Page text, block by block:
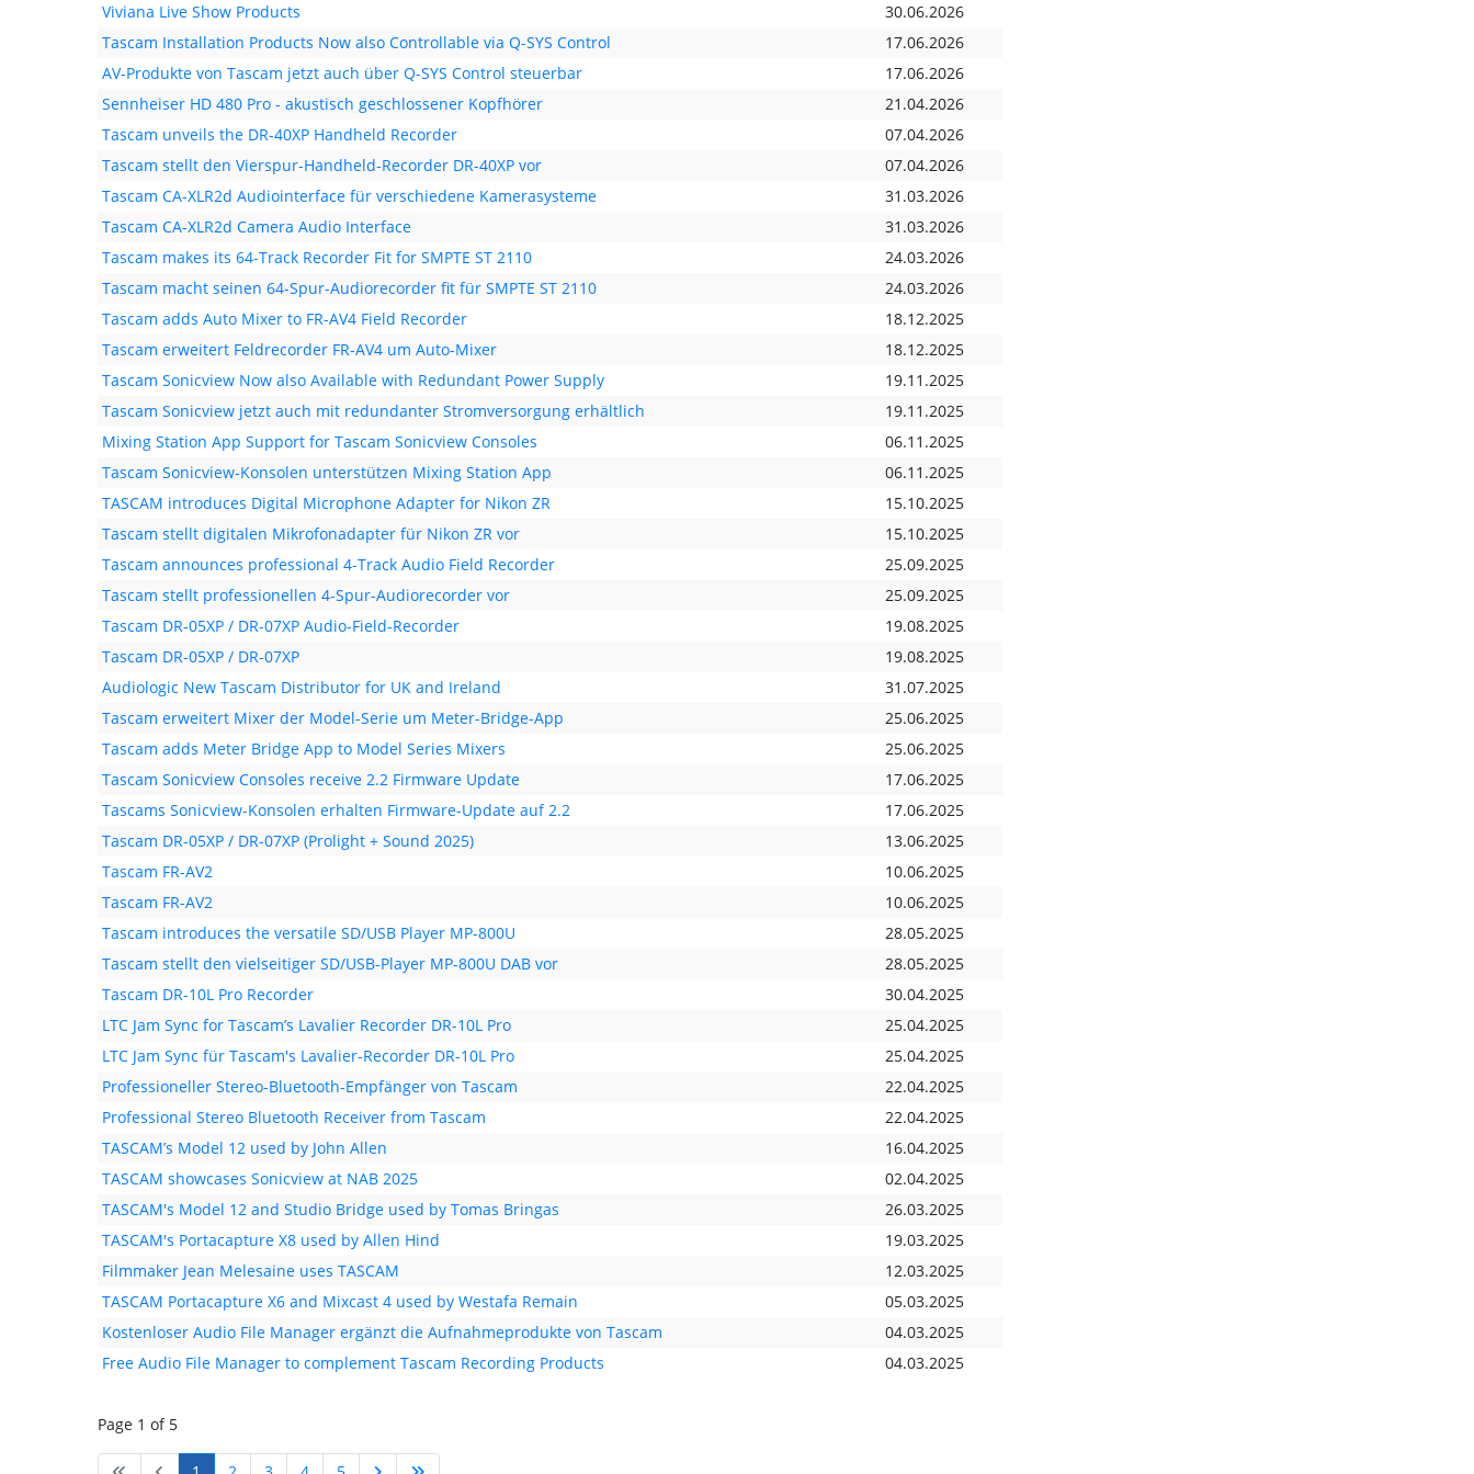
Viviana Live Show Products
30.06.2026
Tascam Installation Products Now also Controllable via Q-SYS Control
17.06.2026
AV-Produkte von Tascam jetzt auch über Q-SYS Control steuerbar
17.06.2026
Sennheiser HD 480 Pro - akustisch geschlossener Kopfhörer
21.04.2026
Tascam unveils the DR-40XP Handheld Recorder
07.04.2026
Tascam stellt den Vierspur-Handheld-Recorder DR-40XP vor
07.04.2026
Tascam CA-XLR2d Audiointerface für verschiedene Kamerasysteme
31.03.2026
Tascam CA-XLR2d Camera Audio Interface
31.03.2026
Tascam makes its 64-Track Recorder Fit for SMPTE ST 2110
24.03.2026
Tascam macht seinen 64-Spur-Audiorecorder fit für SMPTE ST 2110
24.03.2026
Tascam adds Auto Mixer to FR-AV4 Field Recorder
18.12.2025
Tascam erweitert Feldrecorder FR-AV4 um Auto-Mixer
18.12.2025
Tascam Sonicview Now also Available with Redundant Power Supply
19.11.2025
Tascam Sonicview jetzt auch mit redundanter Stromversorgung erhältlich
19.11.2025
Mixing Station App Support for Tascam Sonicview Consoles
06.11.2025
Tascam Sonicview-Konsolen unterstützen Mixing Station App
06.11.2025
TASCAM introduces Digital Microphone Adapter for Nikon ZR
15.10.2025
Tascam stellt digitalen Mikrofonadapter für Nikon ZR vor
15.10.2025
Tascam announces professional 4-Track Audio Field Recorder
25.09.2025
Tascam stellt professionellen 4-Spur-Audio­recorder vor
25.09.2025
Tascam DR-05XP / DR-07XP Audio-Field-Recorder
19.08.2025
Tascam DR-05XP / DR-07XP
19.08.2025
Audiologic New Tascam Distributor for UK and Ireland
31.07.2025
Tascam erweitert Mixer der Model-Serie um Meter-Bridge-App
25.06.2025
Tascam adds Meter Bridge App to Model Series Mixers
25.06.2025
Tascam Sonicview Consoles receive 2.2 Firmware Update
17.06.2025
Tascams Sonicview-Konsolen erhalten Firmware-Update auf 2.2
17.06.2025
Tascam DR-05XP / DR-07XP (Prolight + Sound 2025)
13.06.2025
Tascam FR-AV2
10.06.2025
Tascam FR-AV2
10.06.2025
Tascam introduces the versatile SD/USB Player MP-800U
28.05.2025
Tascam stellt den vielseitiger SD/USB-Player MP-800U DAB vor
28.05.2025
Tascam DR-10L Pro Recorder
30.04.2025
LTC Jam Sync for Tascam’s Lavalier Recorder DR-10L Pro
25.04.2025
LTC Jam Sync für Tascam's Lavalier-Recorder DR-10L Pro
25.04.2025
Professioneller Stereo-Bluetooth-Empfänger von Tascam
22.04.2025
Professional Stereo Bluetooth Receiver from Tascam
22.04.2025
TASCAM’s Model 12 used by John Allen
16.04.2025
TASCAM showcases Sonicview at NAB 2025
02.04.2025
TASCAM's Model 12 and Studio Bridge used by Tomas Bringas
26.03.2025
TASCAM's Portacapture X8 used by Allen Hind
19.03.2025
Filmmaker Jean Melesaine uses TASCAM
12.03.2025
TASCAM Portacapture X6 and Mixcast 4 used by Westafa Remain
05.03.2025
Kostenloser Audio File Manager ergänzt die Aufnahmeprodukte von Tascam
04.03.2025
Free Audio File Manager to complement Tascam Recording Products
04.03.2025
Page 1 of 5